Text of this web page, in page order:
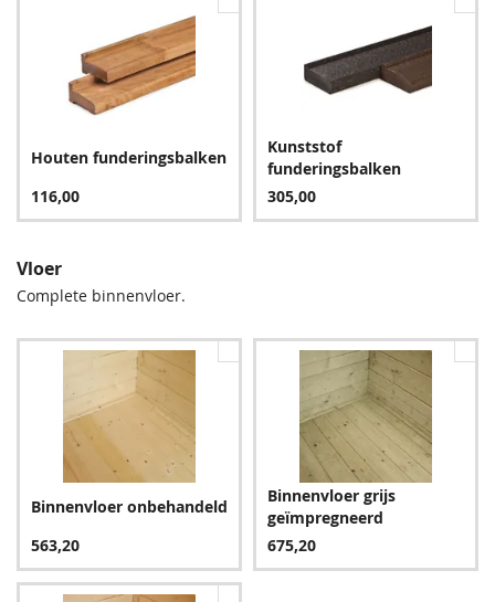
Dakshingles-pakket
347,00
rechtstreeks in het regenwater komt te staan. De blokhut
wordt door de funderingsbalken beschermd tegen vocht en
schimmel, en de levensduur wordt verlengd. Wij raden u dan
ook ten zeerste aan één van de complete sets bij te bestellen.
Bij blokhutten met een wanddikte van 50mm en hoger
adviseren wij u tevens de set composiet funderingsbalken
robuust te nemen.
Houten funderingsbalken
116,00
Kunststof
funderingsbalken
305,00
Vloer
Complete binnenvloer.
Binnenvloer onbehandeld
563,20
Binnenvloer grijs
geïmpregneerd
675,20